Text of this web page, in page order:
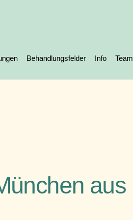
Behandlungsfelder Info Team
aus